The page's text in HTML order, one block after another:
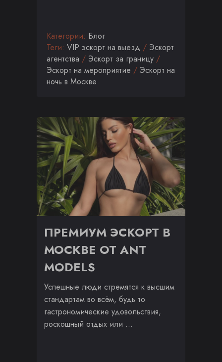
Категории: Блог
Теги: VIP эскорт на выезд / Эскорт
агентства / Эскорт за границу /
Эскорт на мероприятие / Эскорт на
ночь в Москве
ПРЕМИУМ ЭСКОРТ В
МОСКВЕ ОТ ANT
MODELS
Успешные люди стремятся к высшим
стандартам во всём, будь то
гастрономические удовольствия,
роскошный отдых или …